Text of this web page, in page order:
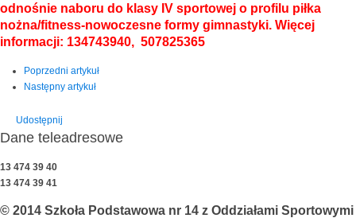
odnośnie naboru do klasy IV sportowej o profilu piłka
nożna/fitness-nowoczesne formy gimnastyki. Więcej
informacji: 134743940, 507825365
Poprzedni artykuł
Następny artykuł
Udostępnij
Dane teleadresowe
13 474 39 40
13 474 39 41
© 2014 Szkoła Podstawowa nr 14 z Oddziałami Sportowymi